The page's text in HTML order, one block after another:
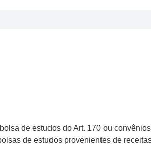
de estudos do Art. 170 ou
de estudos provenientes de